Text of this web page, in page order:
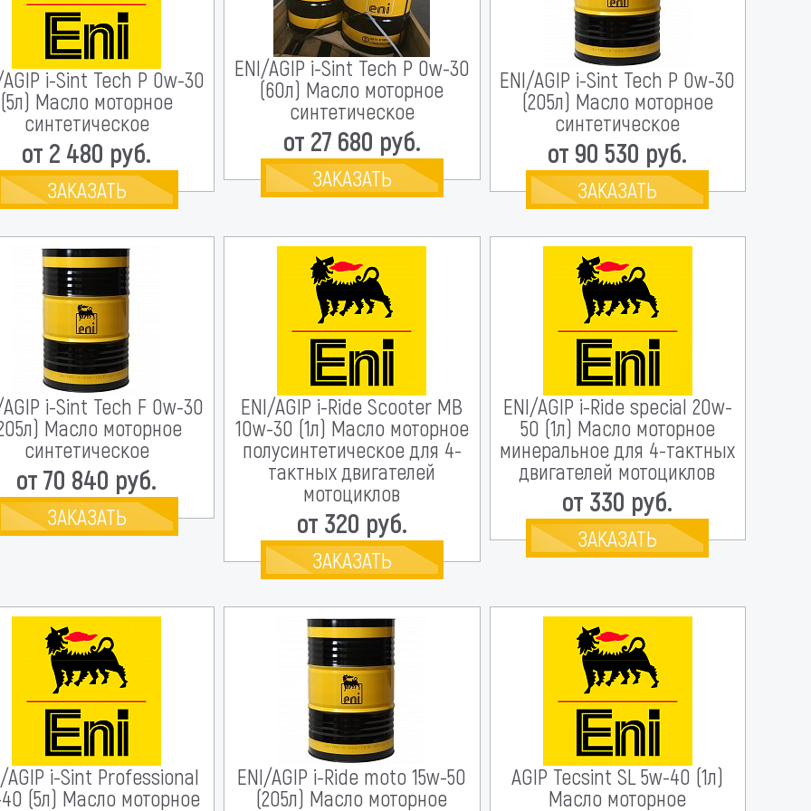
i-Sint Tech P 0w-30
(5л) Масло моторное
синтетическое
от 2 480 руб.
ЗАКАЗАТЬ
ENI/AGIP i-Sint Tech P 0w-30
(60л) Масло моторное
синтетическое
от 27 680 руб.
ЗАКАЗАТЬ
ENI/AGIP i-Sint Tech P 0w-30
(205л) Масло моторное
синтетическое
от 90 530 руб.
ЗАКАЗАТЬ
i-Sint Tech F 0w-30
Масло моторное
синтетическое
от 70 840 руб.
ЗАКАЗАТЬ
ENI/AGIP i-Ride Scooter MB
10w-30 (1л) Масло моторное
полусинтетическое для 4-
тактных двигателей
мотоциклов
от 320 руб.
ЗАКАЗАТЬ
ENI/AGIP i-Ride special 20w-
50 (1л) Масло моторное
минеральное для 4-тактных
двигателей мотоциклов
от 330 руб.
ЗАКАЗАТЬ
AGIP i-Sint Professional
(5л) Масло моторное
ENI/AGIP i-Ride moto 15w-50
(205л) Масло моторное
AGIP Tecsint SL 5w-40 (1л)
Масло моторное